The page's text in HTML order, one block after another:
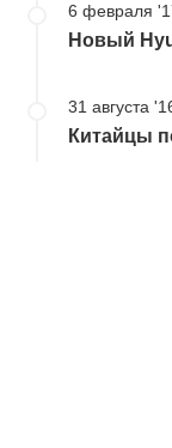
6 февраля
Новый
31 августа
Китайцы